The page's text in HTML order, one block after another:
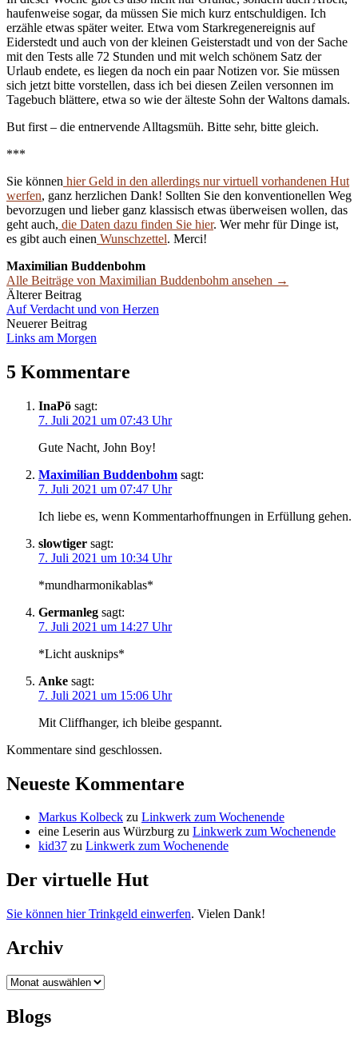
haufenweise sogar, da müssen Sie mich kurz entschuldigen. Ich
erzähle etwas später weiter. Etwa vom Starkregenereignis auf
Eiderstedt und auch von der kleinen Geisterstadt und von der Sache
mit den Tests alle 72 Stunden und mit welch schönem Satz der
Urlaub endete, es liegen da noch ein paar Notizen vor. Sie müssen
sich jetzt bitte vorstellen, dass ich bei diesen Zeilen versonnen im
Tagebuch blättere, etwa so wie der älteste Sohn der Waltons damals.
But first – die entnervende Alltagsmüh. Bitte sehr, bitte gleich.
***
Sie können hier Geld in den allerdings nur virtuell vorhandenen Hut
werfen, ganz herzlichen Dank! Sollten Sie den konventionellen Weg
bevorzugen und lieber ganz klassisch etwas überweisen wollen, das
geht auch, die Daten dazu finden Sie hier. Wer mehr für Dinge ist,
es gibt auch einen Wunschzettel. Merci!
Maximilian Buddenbohm
Alle Beiträge von Maximilian Buddenbohm ansehen →
Beitrags-
Navigation
Älterer Beitrag
Auf Verdacht und von Herzen
Neuerer Beitrag
Links am Morgen
5 Kommentare
InaPö sagt:
7. Juli 2021 um 07:43 Uhr
Gute Nacht, John Boy!
Maximilian Buddenbohm sagt:
7. Juli 2021 um 07:47 Uhr
Ich liebe es, wenn Kommentarhoffnungen in Erfüllung gehen.
slowtiger sagt:
7. Juli 2021 um 10:34 Uhr
*mundharmonikablas*
Germanleg sagt:
7. Juli 2021 um 14:27 Uhr
*Licht ausknips*
Anke sagt:
7. Juli 2021 um 15:06 Uhr
Mit Cliffhanger, ich bleibe gespannt.
Kommentare sind geschlossen.
Neueste Kommentare
Markus Kolbeck zu Linkwerk zum Wochenende
eine Leserin aus Würzburg zu Linkwerk zum Wochenende
kid37 zu Linkwerk zum Wochenende
Der virtuelle Hut
Sie können hier Trinkgeld einwerfen. Vielen Dank!
Archiv
Archiv
Blogs